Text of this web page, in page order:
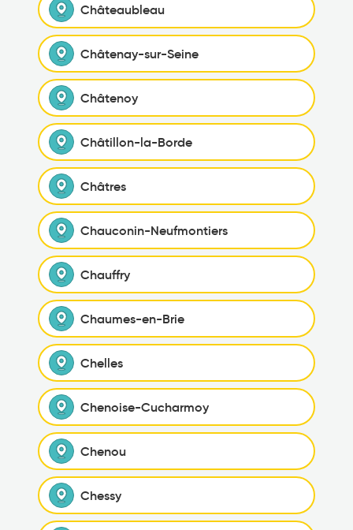
Châteaubleau
Châtenay-sur-Seine
Châtenoy
Châtillon-la-Borde
Châtres
Chauconin-Neufmontiers
Chauffry
Chaumes-en-Brie
Chelles
Chenoise-Cucharmoy
Chenou
Chessy